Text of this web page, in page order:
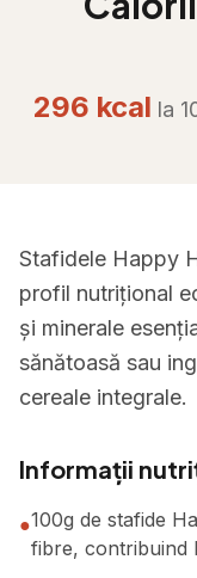
296 kcal la
Stafidele Happy
profil nutrițional
și minerale
sănătoasă sau
cereale integrale.
Informații
●100g de stafide
fibre, contribuind